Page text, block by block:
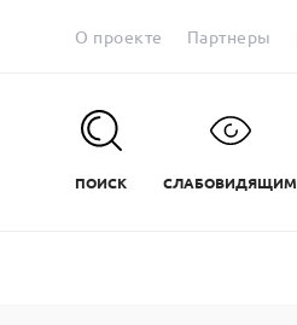
О проекте Партнеры
ПОИСК СЛАБОВИДЯЩИМ